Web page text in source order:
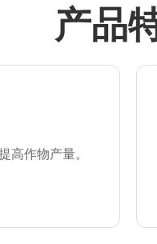
产品
作物产量。